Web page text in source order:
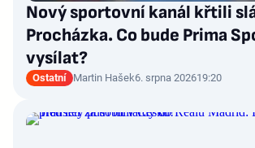
Nový sportovní kanál křtili
Procházka. Co bude Prima
vysílat?
Ostatní Martin Hašek6. srpna 202619:20